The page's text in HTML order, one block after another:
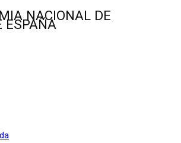
NACIONAL DE
ESPAÑA